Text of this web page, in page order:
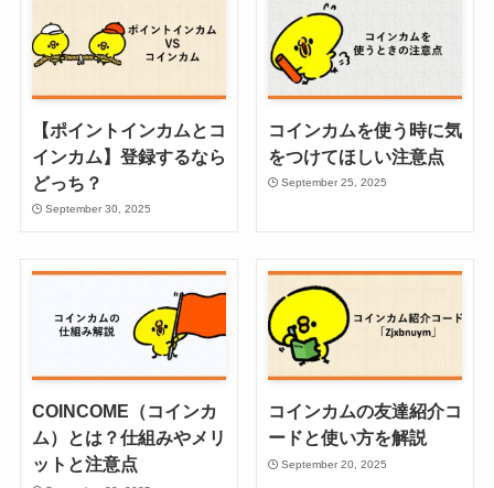
【ポイントインカムとコ
インカム】登録するなら
どっち？
September 30, 2025
コインカムを使う時に気
をつけてほしい注意点
September 25, 2025
COINCOME（コインカ
ム）とは？仕組みやメリ
ットと注意点
コインカムの友達紹介コ
ードと使い方を解説
September 20, 2025